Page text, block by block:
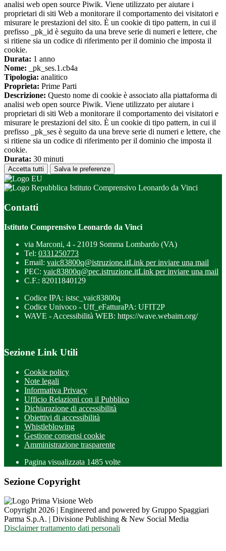
analisi web open source Piwik. Viene utilizzato per aiutare i
proprietari di siti Web a monitorare il comportamento dei visitatori e
misurare le prestazioni del sito. È un cookie di tipo pattern, in cui il
prefisso _pk_id è seguito da una breve serie di numeri e lettere, che
si ritiene sia un codice di riferimento per il dominio che imposta il
cookie.
Durata: 1 anno
Nome: _pk_ses.1.cb4a
Tipologia: analitico
Proprieta: Prime Parti
Descrizione: Questo nome di cookie è associato alla piattaforma di
analisi web open source Piwik. Viene utilizzato per aiutare i
proprietari di siti Web a monitorare il comportamento dei visitatori e
misurare le prestazioni del sito. È un cookie di tipo pattern, in cui il
prefisso _pk_ses è seguito da una breve serie di numeri e lettere, che
si ritiene sia un codice di riferimento per il dominio che imposta il
cookie.
Durata: 30 minuti
Accetta tutti Salva le preferenze
Istituto Comprensivo Leonardo da Vinci
Contatti
Istituto Comprensivo Leonardo da Vinci
via Marconi, 4 - 21019 Somma Lombardo (VA)
Tel: 0331250773
Email: vaic83800q@istruzione.itLink per inviare una mail
PEC: vaic83800q@pec.istruzione.itLink per inviare una mail
C.F.: 82011840129
Codice IPA: istsc_vaic83800q
Codice Univoco - Uff_eFatturaPA: UFIT2P
WAVE - Accessibilità WEB: https://wave.webaim.org/
Sezione Link Utili
Cookie policy
Note legali
Informativa Privacy
Ufficio Relazioni con il Pubblico
Dichiarazione di accessibilità
Obiettivi di accessibilità
Whistleblowing
Gestione consensi cookie
Amministrazione trasparente
Pagina visualizzata 1485 volte
Sezione Copyright
Copyright 2026 | Engineered and powered by Gruppo Spaggiari
Parma S.p.A. | Divisione Publishing & New Social Media
Disclaimer trattamento dati personali